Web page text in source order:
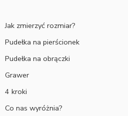
Jak zmierzyć rozmiar?
Pudełka na pierścionek
Pudełka na obrączki
Grawer
4 kroki
Co nas wyróżnia?